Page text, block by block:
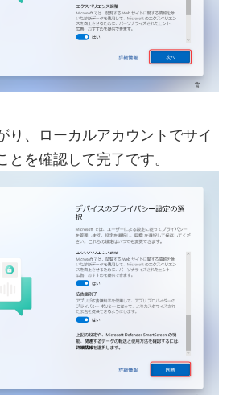
り、ローカルアカウントでサイ
とを確認して完了です。